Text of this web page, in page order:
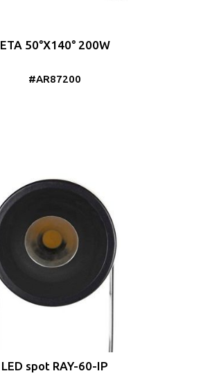
ETA 50°X140° 200W
#AR87200
LED spot RAY-60-IP